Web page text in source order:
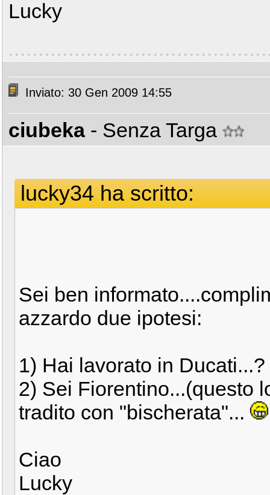
Lucky
Inviato: 30 Gen 2009 14:55
ciubeka - Senza Targa
lucky34 ha scritto:
Sei ben
azzardo due ipotesi:
1) Hai lavorato in Ducati...?
2) Sei Fiorentino...(questo
tradito con "bischerata"...
Ciao
Lucky